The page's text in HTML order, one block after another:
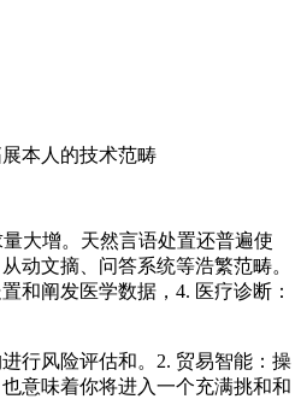
本人的技术范畴
增。天然言语处置还普遍使
动文摘、问答系统等浩繁范畴。
和阐发医学数据，4. 医疗诊断：
风险评估和。2. 贸易智能：操
意味着你将进入一个充满挑和和